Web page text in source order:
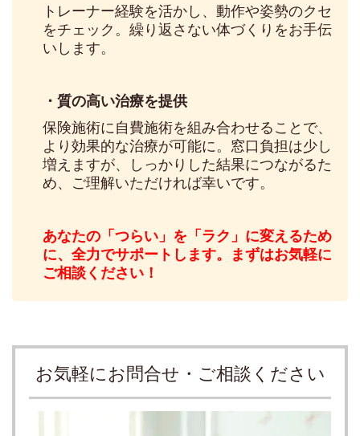
トレーナー経験を活かし、動作や姿勢のクセ
をチェック。繰り返さない体づくりをお手伝
いします。
・質の高い治療を提供
保険施術に自費施術を組み合わせることで、
より効果的な治療が可能に。窓口負担は少し
増えますが、しっかりした結果につながるた
め、ご理解いただければ幸いです。
あなたの「つらい」を「ラク」に変えるため
に、全力でサポートします。まずはお気軽に
ご相談ください！
お気軽にお問合せ・ご相談ください